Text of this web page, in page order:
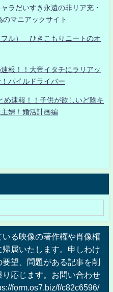
ラだいすき永遠の非リア充・
マニアックサイト
フル） ひきこもりニートのオ
報！！大帝イタチにラリアッ
パイルドライバー
め速報！！子供が欲しいど陰キ
婦！婚活計画編
る映像の著作権や肖像権
属いたします。申しわけ
望、問題がある記事を削
応じます。お問い合わせ
form.os7.biz/f/c82c6596/